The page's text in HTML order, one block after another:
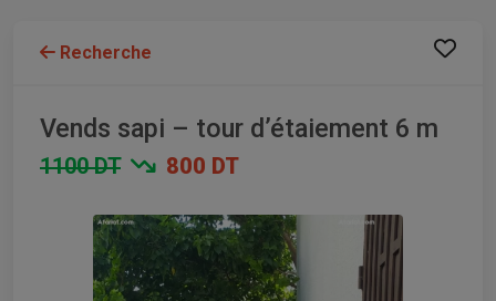
Recherche
Vends sapi – tour d’étaiement 6 m
1100 DT 800 DT